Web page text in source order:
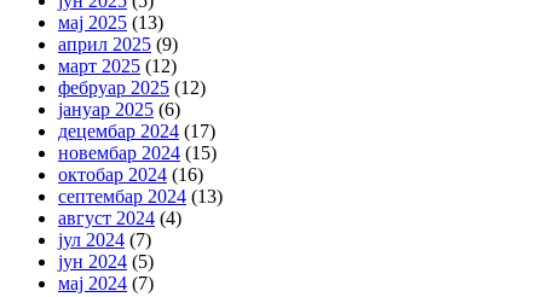
мај 2025 (13)
април 2025 (9)
март 2025 (12)
фебруар 2025 (12)
јануар 2025 (6)
децембар 2024 (17)
новембар 2024 (15)
октобар 2024 (16)
септембар 2024 (13)
август 2024 (4)
јул 2024 (7)
јун 2024 (5)
мај 2024 (7)